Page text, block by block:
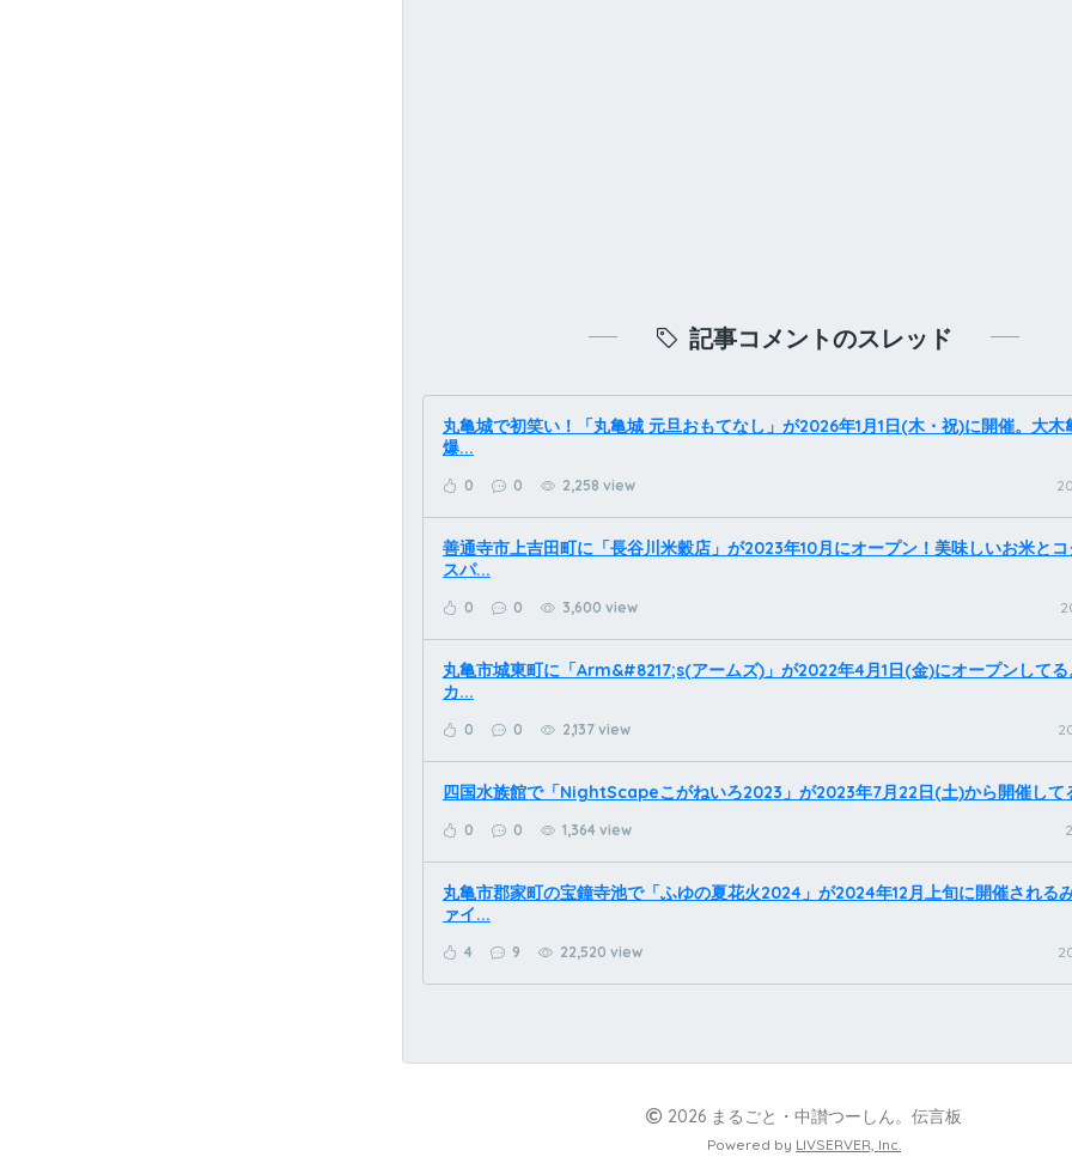
記事コメントのスレッド
丸亀城で初笑い！「丸亀城 元旦おもてなし」が2026年1月1日(木・祝)に開催。大木
爆...
0 0 2,258 view
善通寺市上吉田町に「長谷川米穀店」が2023年10月にオープン！美味しいお米と
スパ...
0 0 3,600 view
丸亀市城東町に「Arm&#8217;s(アームズ)」が2022年4月1日(金)にオープンして
カ...
0 0 2,137 view
四国水族館で「NightScapeこがねいろ2023」が2023年7月22日(土)から開催して
0 0 1,364 view
丸亀市郡家町の宝鐘寺池で「ふゆの夏花火2024」が2024年12月上旬に開催される
ァイ...
4 9 22,520 view
2026 まるごと・中讃つーしん。伝言板
Powered by LIVSERVER, Inc.